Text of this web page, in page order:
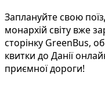
Заплануйте свою
монархій світу вже
сторінку GreenBus,
квитки до Данії
приємної дороги!